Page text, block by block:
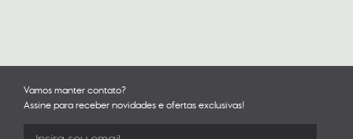
Vamos manter contato?
Assine para receber novidades e ofertas exclusivas!